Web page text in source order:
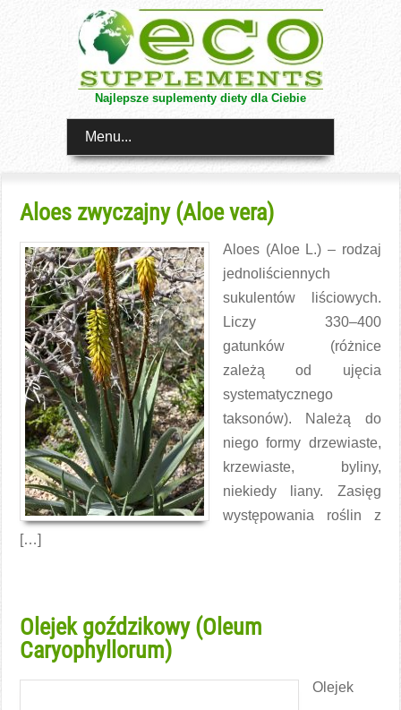
Najlepsze suplementy diety dla Ciebie
Menu...
Aloes zwyczajny (Aloe vera)
Aloes (Aloe L.) – rodzaj
jednoliściennych
sukulentów liściowych.
Liczy 330–400
gatunków (różnice
zależą od ujęcia
systematycznego
taksonów). Należą do
niego formy drzewiaste,
krzewiaste, byliny,
niekiedy liany. Zasięg
występowania roślin z
[…]
Olejek goździkowy (Oleum
Caryophyllorum)
Olejek